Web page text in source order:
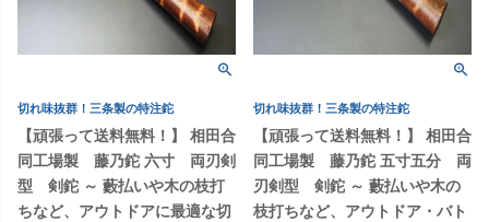
切れ味抜群！三条製の特注鉈
【頑張って送料無料！】 相田合
同工場製 藤乃鉈 六寸 両刃剣
型 剣鉈 ～ 藪払いや木の枝打
ちなど、アウトドアに最適な切
切れ味抜群！三条製の特注鉈
【頑張って送料無料！】 相田合
同工場製 藤乃鉈 五寸五分 両
刃剣型 剣鉈 ～ 藪払いや木の
枝打ちなど、アウトドア・バト